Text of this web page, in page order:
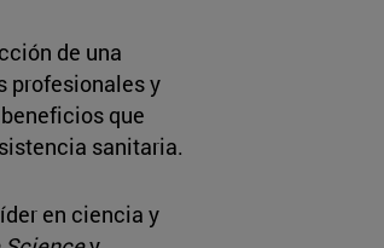
de una
profesionales y
que
sanitaria.
en ciencia y